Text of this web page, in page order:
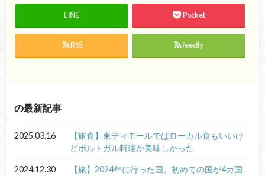
LINE Pocket
RSS feedly
の最新記事
2025.03.16
【旅食】東ティモールではローカル食もいいけ
どポルトガル料理が美味しかった
2024.12.30
【旅】2024年に行った国。初めての国が4カ国